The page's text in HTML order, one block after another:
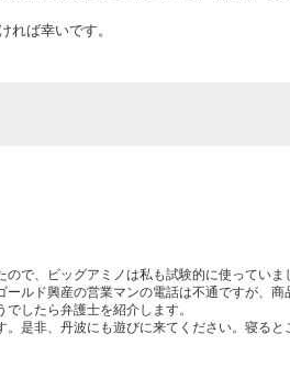
れば幸いです。
で、ビッグアミノは私も試験的に使ってい
ルド興産の営業マンの電話は不通ですが、
したら弁護士を紹介します。
是非、丹波にも遊びに来てください。寝る